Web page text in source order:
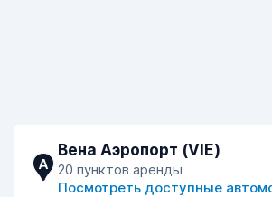
A
Вена Аэропорт (VIE)
20 пунктов аренды
Посмотреть доступные